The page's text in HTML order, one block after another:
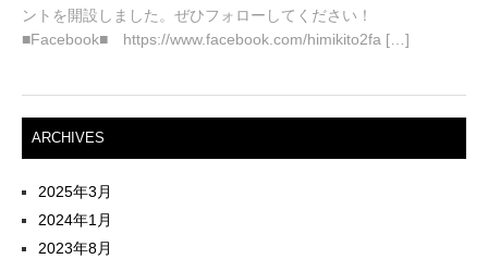
0
年
月
2
2
ントを開設しました。ぜひフォローしてください！
■Facebook■ https://www.facebook.com/himikito2fa […]
ARCHIVES
2025年3月
2024年1月
2023年8月